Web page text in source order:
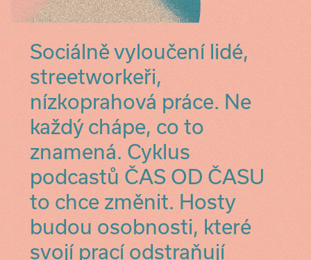
Sociálně vyloučení lidé,
streetworkeři,
nízkoprahová práce. Ne
každý chápe, co to
znamená. Cyklus
podcastů ČAS OD ČASU
to chce změnit. Hosty
budou osobnosti, které
svojí prací odstraňují